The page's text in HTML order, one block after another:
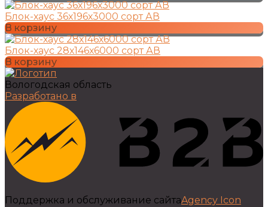
Блок-хаус 36х196х3000 сорт АВ
В корзину
Блок-хаус 28х146х6000 сорт АВ
В корзину
Вологодская область
Разработано в
Поддержка и обслуживание сайтаAgency Icon